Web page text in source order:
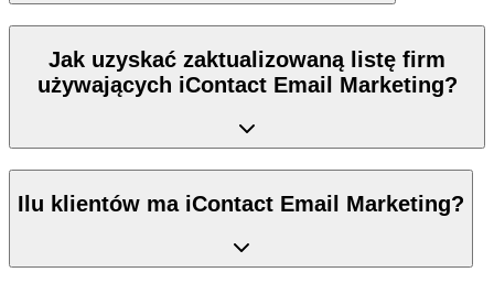
Jak uzyskać zaktualizowaną listę firm
używających iContact Email Marketing?
Ilu klientów ma iContact Email Marketing?